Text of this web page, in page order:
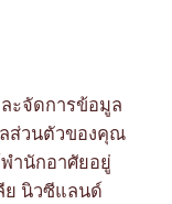
ะจัดการข้อมูล
ส่วนตัวของคุณ
ำนักอาศัยอยู่
ย นิวซีแลนด์